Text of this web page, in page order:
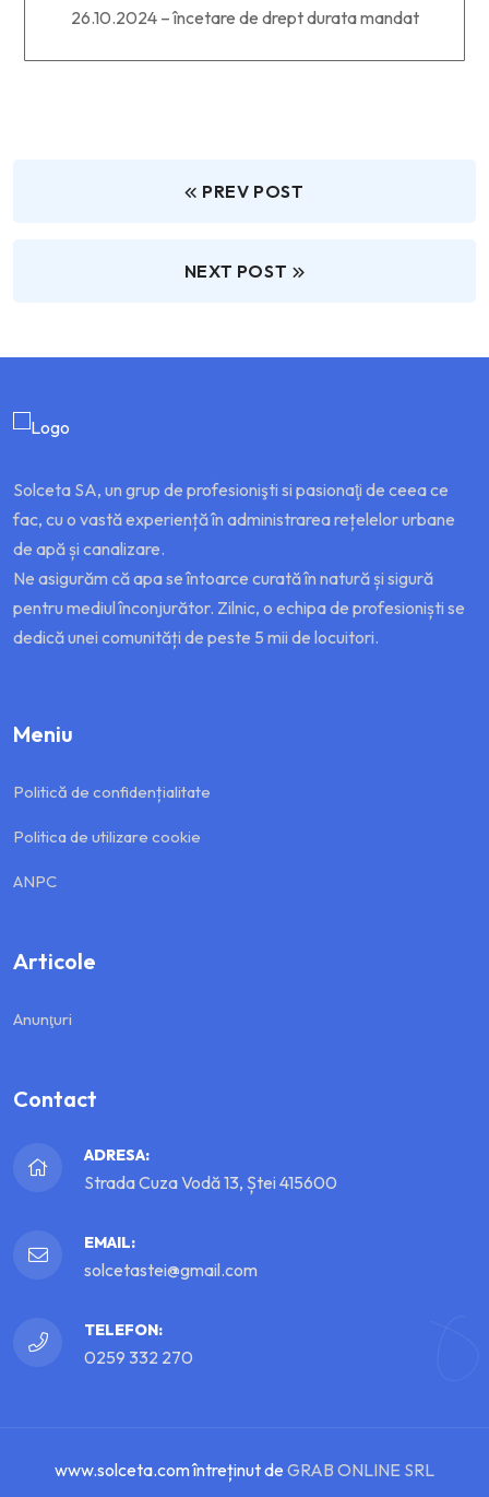
26.10.2024 – încetare de drept durata mandat
PREV POST
NEXT POST
Solceta SA, un grup de profesionişti si pasionaţi de ceea ce
fac, cu o vastă experiență în administrarea rețelelor urbane
de apă și canalizare.
Ne asigurăm că apa se întoarce curată în natură și sigură
pentru mediul înconjurător. Zilnic, o echipa de profesioniști se
dedică unei comunități de peste 5 mii de locuitori.
Meniu
Politică de confidențialitate
Politica de utilizare cookie
ANPC
Articole
Anunţuri
Contact
ADRESA:
Strada Cuza Vodă 13, Ștei 415600
EMAIL:
solcetastei@gmail.com
TELEFON:
0259 332 270
www.solceta.com întreținut de GRAB ONLINE SRL